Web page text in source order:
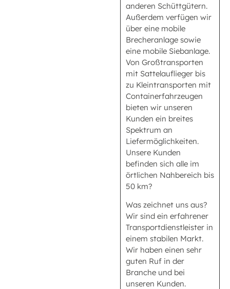
anderen Schüttgütern.
Außerdem verfügen wir
über eine mobile
Brecheranlage sowie
eine mobile Siebanlage.
Von Großtransporten
mit Sattelauflieger bis
zu Kleintransporten mit
Containerfahrzeugen
bieten wir unseren
Kunden ein breites
Spektrum an
Liefermöglichkeiten.
Unsere Kunden
befinden sich alle im
örtlichen Nahbereich bis
50 km?
Was zeichnet uns aus?
Wir sind ein erfahrener
Transportdienstleister in
einem stabilen Markt.
Wir haben einen sehr
guten Ruf in der
Branche und bei
unseren Kunden.